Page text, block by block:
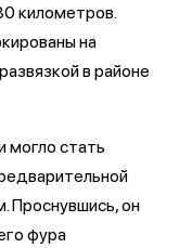
километров.
на
в районе
могло стать
Проснувшись, он
фура